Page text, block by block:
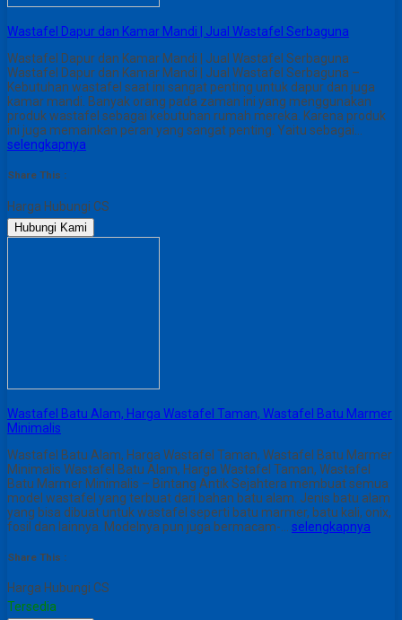
Wastafel Dapur dan Kamar Mandi | Jual Wastafel Serbaguna
Wastafel Dapur dan Kamar Mandi | Jual Wastafel Serbaguna
Wastafel Dapur dan Kamar Mandi | Jual Wastafel Serbaguna –
Kebutuhan wastafel saat ini sangat penting untuk dapur dan juga
kamar mandi. Banyak orang pada zaman ini yang menggunakan
produk wastafel sebagai kebutuhan rumah mereka. Karena produk
ini juga memainkan peran yang sangat penting. Yaitu sebagai…
selengkapnya
Share This :
Harga Hubungi CS
Hubungi Kami
Wastafel Batu Alam, Harga Wastafel Taman, Wastafel Batu Marmer
Minimalis
Wastafel Batu Alam, Harga Wastafel Taman, Wastafel Batu Marmer
Minimalis Wastafel Batu Alam, Harga Wastafel Taman, Wastafel
Batu Marmer Minimalis – Bintang Antik Sejahtera membuat semua
model wastafel yang terbuat dari bahan batu alam. Jenis batu alam
yang bisa dibuat untuk wastafel seperti batu marmer, batu kali, onix,
fosil dan lainnya. Modelnya pun juga bermacam-… selengkapnya
Share This :
Harga Hubungi CS
Tersedia